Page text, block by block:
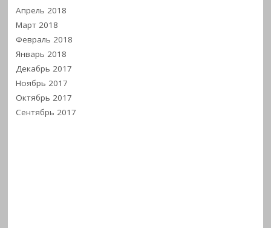
Апрель 2018
Март 2018
Февраль 2018
Январь 2018
Декабрь 2017
Ноябрь 2017
Октябрь 2017
Сентябрь 2017